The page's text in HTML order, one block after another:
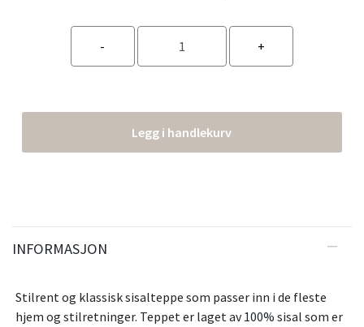
Legg i handlekurv
INFORMASJON
Stilrent og klassisk sisalteppe som passer inn i de fleste
hjem og stilretninger. Teppet er laget av 100% sisal som er